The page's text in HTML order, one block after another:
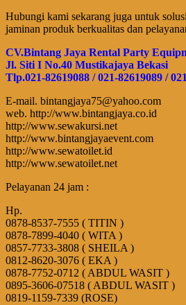
Hubungi kami sekarang juga untuk
jaminan produk berkualitas dan
CV.Bintang Jaya Rental Party
Jl. Siti I No.40 Mustikajaya Bekasi
Tlp.021-82619088 / 021-82619089 /
E-mail. bintangjaya75@yahoo.com
web. http://www.bintangjaya.co.id
http://www.sewakursi.net
http://www.bintangjayaevent.com
http://www.sewatoilet.id
http://www.sewatoilet.net
Pelayanan 24 jam :
Hp.
0878-8537-7555 ( TITIN )
0878-7899-4040 ( WITA )
0857-7733-3808 ( SHEILA )
0812-8620-3076 ( EKA )
0878-7752-0712 ( ABDUL WASIT )
0895-3606-07518 ( ABDUL WASIT )
0819-1159-7339 (ROSE)